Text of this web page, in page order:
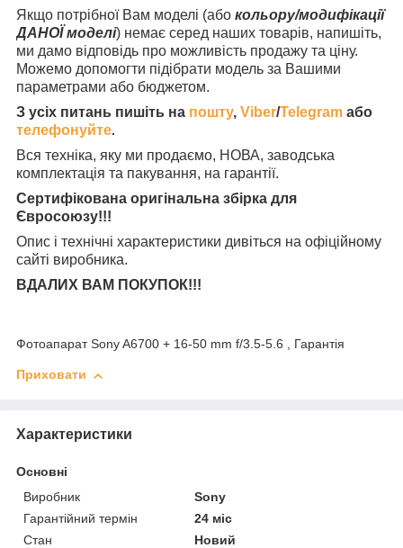
Якщо потрібної Вам моделі (або кольору/модифікації
ДАНОЇ моделі) немає серед наших товарів, напишіть,
ми дамо відповідь про можливість продажу та ціну.
Можемо допомогти підібрати модель за Вашими
параметрами або бюджетом.
З усіх питань пишіть на пошту, Viber/Telegram або
телефонуйте.
Вся техніка, яку ми продаємо, НОВА, заводська
комплектація та пакування, на гарантії.
Сертифікована оригінальна збірка для
Євросоюзу!!!
Опис і технічні характеристики дивіться на офіційному
сайті виробника.
ВДАЛИХ ВАМ ПОКУПОК!!!
Фотоапарат Sony A6700 + 16-50 mm f/3.5-5.6 , Гарантія
Приховати
Характеристики
Основні
Виробник
Sony
Гарантійний термін
24 міс
Стан
Новий